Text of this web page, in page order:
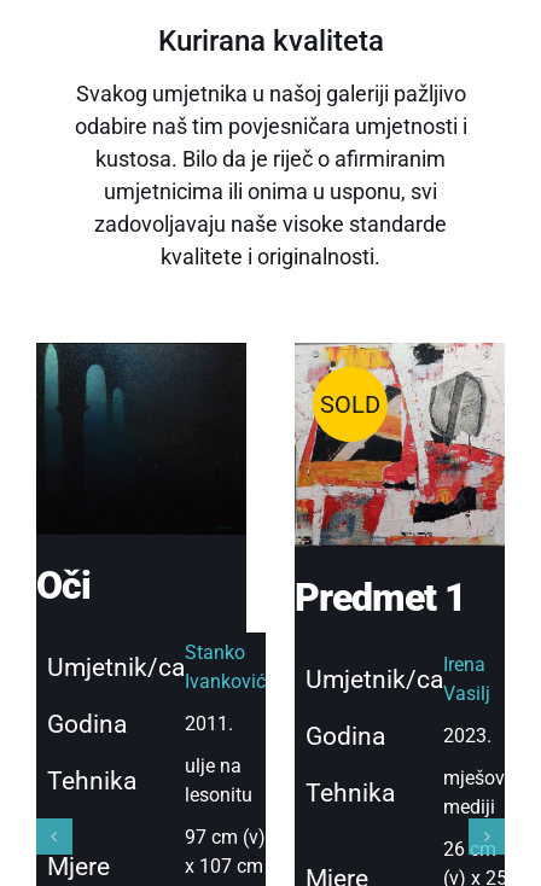
Kurirana kvaliteta
Svakog umjetnika u našoj galeriji pažljivo
odabire naš tim povjesničara umjetnosti i
kustosa. Bilo da je riječ o afirmiranim
umjetnicima ili onima u usponu, svi
zadovoljavaju naše visoke standarde
kvalitete i originalnosti.
Oči
Umjetnik/ca
Stanko
Ivanković
Godina 2011.
Tehnika
ulje na
lesonitu
Mjere
97 cm (v)
x 107 cm
SOLD
Predmet 1
Umjetnik/ca
Irena
Vasilj
Godina 2023.
Tehnika
mješoviti
mediji
Mjere
26 cm
(v) x 25